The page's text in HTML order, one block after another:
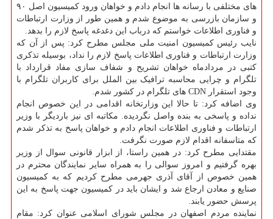
های مختلفی با رسانه ها انجام دادم و خواهان ورود کمیسیون اصل ۹۰
و سازمان بازرسی به موضوع شدم و همین طور از وزارت ارتباطات
و فناوری اطلاعات خواستم که درباب این دغدغه پاسخ لازم را بدهد.
نایب رئیس کمیسیون امنیت ملی مجلس مطرح کرد: پس از آن که
وزارت ارتباطات و فناوری اطلاعات پاسخ لازم را نداد، بوسیله تذکری
کتبی در مردادماه خواهان تشریح و شفاف سازی مفاد قرارداد با
تلگرام و چرایی محاسبه ترافیک بین الملل برای کاربران تلگرام با
وجود استقرار CDN های تلگرام در کشور شدم.
وی اضافه کرد: تا حالا این وزارتخانه اقدامی در این خصوص انجام
نداده و پاسخی به بنده واصل نگردیده. مکاتبه ای نیز باردیگر با وزیر
ارتباطات و فناوری اطلاعات انجام دادم و خواهان پاسخ به تذکر شدم
که متاسفانه اقدام لازم صورت نگرفت.
مقتدایی مطرح کرد: در همین راستا، از ابزار قانونی سوال از وزیر
بهره گرفتیم و امروز سوالی را به همراه سایر نمایندگان محترم در
همین خصوص از آقای آذری جهرمی مطرح کردیم که به کمیسیون
صنایع و معادن ارجاع شد و ایشان باید در کمیسیون جهت پاسخ به این
پرسش حضور یابند.
نماینده مردم اصفهان در مجلس شورای اسلامی عنوان کرد: مقام